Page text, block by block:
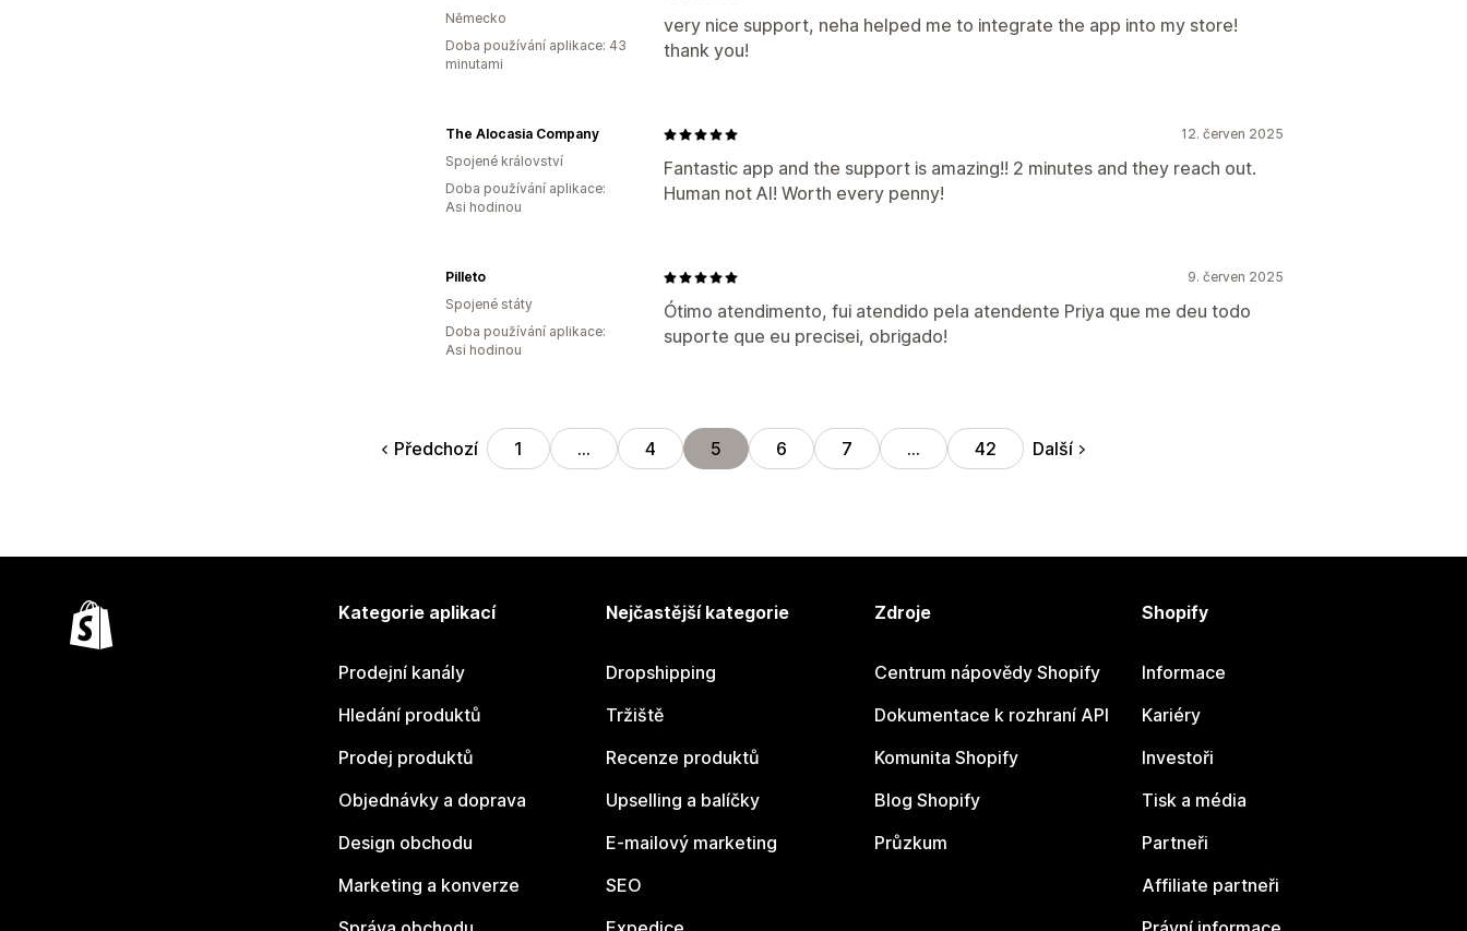
very nice support, neha helped me to integrate the app into my store!
thank you!
Německo
Doba používání aplikace: 43
minutami
12. červen 2025
Fantastic app and the support is amazing!! 2 minutes and they reach out.
Human not AI! Worth every penny!
The Alocasia Company
Spojené království
Doba používání aplikace:
Asi hodinou
9. červen 2025
Ótimo atendimento, fui atendido pela atendente Priya que me deu todo
suporte que eu precisei, obrigado!
Pilleto
Spojené státy
Doba používání aplikace:
Asi hodinou
Předchozí 1 … 4 5 6 7 … 42 Další
Kategorie aplikací
Prodejní kanály
Hledání produktů
Prodej produktů
Objednávky a doprava
Design obchodu
Marketing a konverze
Nejčastější kategorie
Dropshipping
Tržiště
Recenze produktů
Upselling a balíčky
E-mailový marketing
SEO
Zdroje
Centrum nápovědy Shopify
Dokumentace k rozhraní API
Komunita Shopify
Blog Shopify
Průzkum
Shopify
Informace
Kariéry
Investoři
Tisk a média
Partneři
Affiliate partneři